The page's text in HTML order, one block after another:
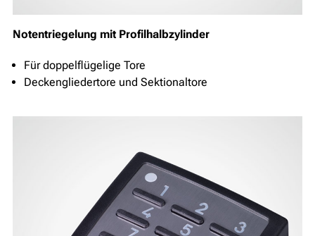
Notentriegelung mit Profilhalbzylinder
Für doppelflügelige Tore
Deckengliedertore und Sektionaltore